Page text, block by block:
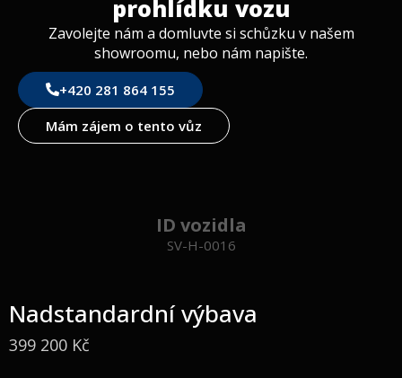
rozjezdu do kopce
Přístrojová deska s barevným displejem
Mercedes-Benz MBUX 10,25″ Multimediální systém
včetně navigace, hlasového ovládání, multifunkční
volant, DAB+, dotyková obrazovka, zpětná couvací
Akustický balíček Mercedes-Benz
prohlídku vozu
Zavolejte nám a domluvte si schůzku v našem
showroomu, nebo nám napište.
+420 281 864 155
Mám zájem o tento vůz
ID vozidla
SV-H-0016
Nadstandardní výbava
399 200 Kč